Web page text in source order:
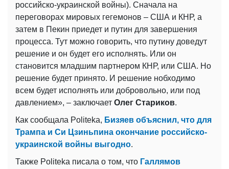
российско-украинской войны). Сначала на
переговорах мировых гегемонов – США и КНР, а
затем в Пекин приедет и путин для завершения
процесса. Тут можно говорить, что путину доведут
решение и он будет его исполнять. Или он
становится младшим партнером КНР, или США. Но
решение будет принято. И решение нобходимо
всем будет исполнять или добровольно, или под
давлением», – заключает Олег Стариков.
Как сообщала Politeka, Бизяев объяснил, что для
Трампа и Си Цзиньпина окончание российско-
украинской войны выгодно.
Также Politeka писала о том, что Галлямов